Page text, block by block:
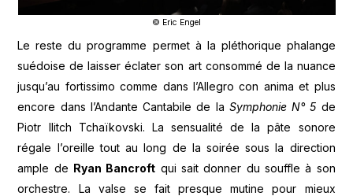
© Eric Engel
Le reste du programme permet à la pléthorique phalange
suédoise de laisser éclater son art consommé de la nuance
jusqu’au fortissimo comme dans l’Allegro con anima et plus
encore dans l’Andante Cantabile de la Symphonie N° 5 de
Piotr Ilitch Tchaïkovski. La sensualité de la pâte sonore
régale l’oreille tout au long de la soirée sous la direction
ample de Ryan Bancroft qui sait donner du souffle à son
orchestre. La valse se fait presque mutine pour mieux